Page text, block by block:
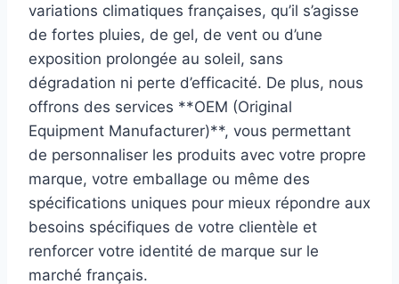
variations climatiques françaises, qu’il s’agisse
de fortes pluies, de gel, de vent ou d’une
exposition prolongée au soleil, sans
dégradation ni perte d’efficacité. De plus, nous
offrons des services **OEM (Original
Equipment Manufacturer)**, vous permettant
de personnaliser les produits avec votre propre
marque, votre emballage ou même des
spécifications uniques pour mieux répondre aux
besoins spécifiques de votre clientèle et
renforcer votre identité de marque sur le
marché français.